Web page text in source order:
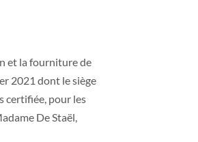
et la fourniture de
2021 dont le siège
certifiée, pour les
De Staël,